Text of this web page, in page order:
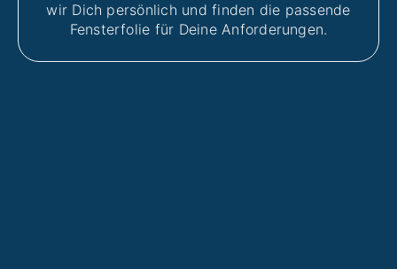
wir Dich persönlich und finden die passende
Fensterfolie für Deine Anforderungen.